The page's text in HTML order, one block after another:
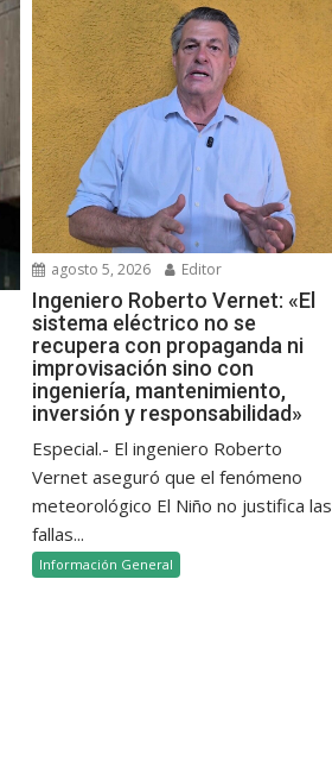
agosto 5, 2026 Editor
Ingeniero Roberto Vernet: «El
sistema eléctrico no se
recupera con propaganda ni
improvisación sino con
ingeniería, mantenimiento,
inversión y responsabilidad»
Especial.- El ingeniero Roberto
Vernet aseguró que el fenómeno
meteorológico El Niño no justifica las
fallas...
Información General